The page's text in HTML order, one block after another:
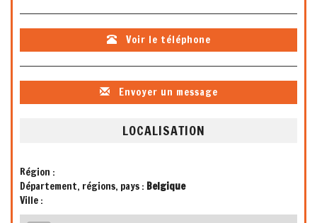
Voir le téléphone
Envoyer un message
LOCALISATION
Région :
Département, régions, pays : Belgique
Ville :